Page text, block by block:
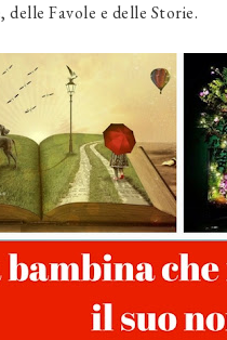
delle Favole e delle Storie.